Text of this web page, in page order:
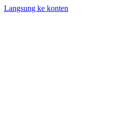
Langsung ke konten